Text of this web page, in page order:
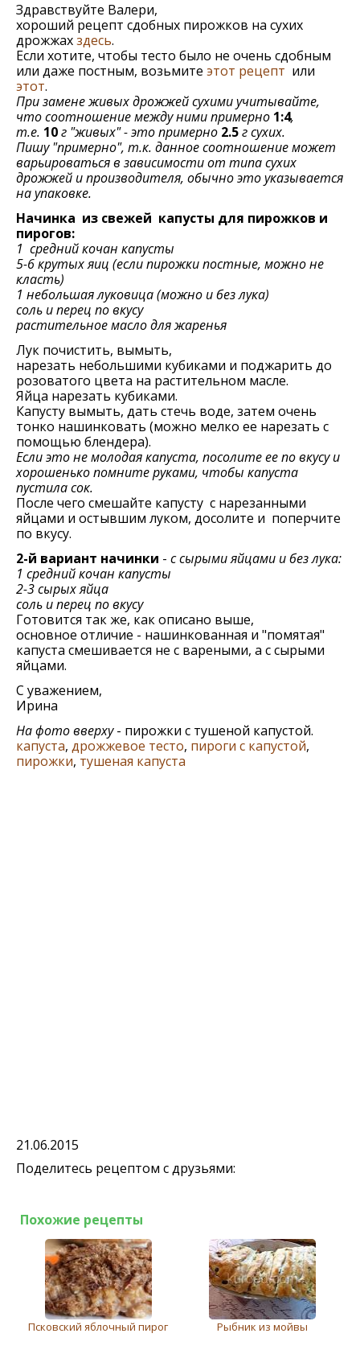
Здравствуйте Валери,
хороший рецепт сдобных пирожков на сухих
дрожжахздесь.
Если хотите, чтобы тесто было не очень сдобным
или даже постным, возьмите этот рецепт или
этот.
При замене живых дрожжей сухими учитывайте,
что соотношение между ними примерно 1:4,
т.е. 10г "живых" - это примерно 2.5г сухих.
Пишу "примерно", т.к. данное соотношение может
варьироваться в зависимости от типа сухих
дрожжей и производителя, обычно это указывается
на упаковке.
Начинка из свежей капусты для пирожков и
пирогов:
1 средний кочан капусты
5-6 крутых яиц (если пирожки постные, можно не
класть)
1 небольшая луковица (можно и без лука)
соль и перец по вкусу
растительное масло для жаренья
Лук почистить, вымыть,
нарезать небольшими кубиками и поджарить до
розоватого цвета на растительном масле.
Яйца нарезать кубиками.
Капусту вымыть, дать стечь воде, затем очень
тонко нашинковать (можно мелко ее нарезать с
помощью блендера).
Если это не молодая капуста, посолите ее по вкусу и
хорошенько помните руками, чтобы капуста
пустила сок.
После чего смешайте капусту с нарезанными
яйцами и остывшим луком, досолите и поперчите
по вкусу.
2-й вариант начинки - с сырыми яйцами и без лука:
1 средний кочан капусты
2-3 сырых яйца
соль и перец по вкусу
Готовится так же, как описано выше,
основное отличие - нашинкованная и "помятая"
капуста смешивается не с вареными, а с сырыми
яйцами.
С уважением,
Ирина
На фото вверху- пирожки с тушеной капустой.
капуста, дрожжевое тесто, пироги с капустой,
пирожки, тушеная капуста
21.06.2015
Поделитесь рецептом с друзьями:
Похожие рецепты
Псковский яблочный пирог Рыбник из мойвы